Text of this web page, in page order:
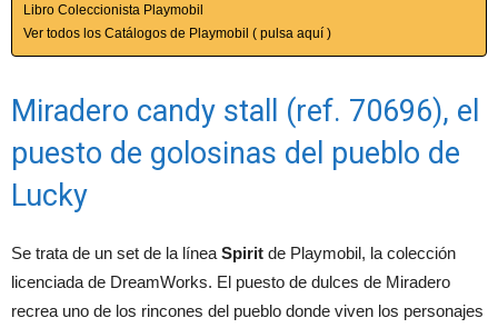
Libro Coleccionista Playmobil
Ver todos los Catálogos de Playmobil ( pulsa aquí )
Miradero candy stall (ref. 70696), el
puesto de golosinas del pueblo de
Lucky
Se trata de un set de la línea Spirit de Playmobil, la colección
licenciada de DreamWorks. El puesto de dulces de Miradero
recrea uno de los rincones del pueblo donde viven los personajes